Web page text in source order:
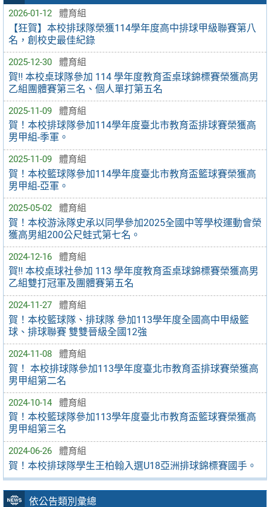
2026-01-12 體育組
【狂賀】本校排球隊榮獲114學年度高中排球甲級聯賽第八
名，創校史最佳紀錄
2025-12-30 體育組
賀!! 本校桌球隊參加 114 學年度教育盃桌球錦標賽榮獲高男
乙組團體賽第三名、個人單打第五名
2025-11-09 體育組
賀！本校排球隊參加114學年度臺北市教育盃排球賽榮獲高
男甲組-季軍。
2025-11-09 體育組
賀！本校籃球隊參加114學年度臺北市教育盃籃球賽榮獲高
男甲組-亞軍。
2025-05-02 體育組
賀！本校游泳隊史承以同學參加2025全國中等學校運動會榮
獲高男組200公尺蛙式第七名。
2024-12-16 體育組
賀!! 本校桌球社參加 113 學年度教育盃桌球錦標賽榮獲高男
乙組雙打冠軍及團體賽第五名
2024-11-27 體育組
賀！本校籃球隊、排球隊 參加113學年度全國高中甲級籃
球、排球聯賽 雙雙晉級全國12強
2024-11-08 體育組
賀！ 本校排球隊參加113學年度臺北市教育盃排球賽榮獲高
男甲組第二名
2024-10-14 體育組
賀！本校籃球隊參加113學年度臺北市教育盃籃球賽榮獲高
男甲組第三名
2024-06-26 體育組
賀！本校排球隊學生王柏翰入選U18亞洲排球錦標賽國手。
依公告類別彙總